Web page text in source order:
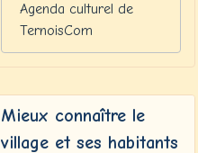
Agenda culturel de
TernoisCom
Mieux connaître le
village et ses habitants